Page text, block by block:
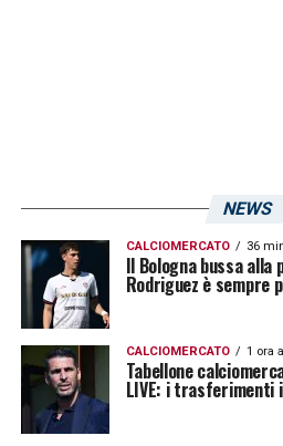
NEWS
CALCIOMERCATO 36
Il Bologna bussa alla
Rodriguez è sempre
CALCIOMERCATO 1 ora
Tabellone
LIVE: i trasferimenti